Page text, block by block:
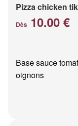
Pizza chicken
Dès 10.00 €
Base sauce
oignons